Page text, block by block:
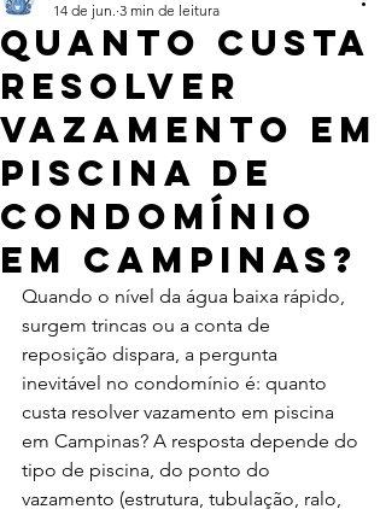
Quanto Custa
Resolver
Vazamento em
Piscina de
Condomínio
em Campinas?
14 de jun. 3 min de leitura
Quando o nível da água baixa rápido,
surgem trincas ou a conta de
reposição dispara, a pergunta
inevitável no condomínio é: quanto
custa resolver vazamento em piscina
em Campinas? A resposta depende do
tipo de piscina, do ponto do
vazamento (estrutura, tubulação, ralo,